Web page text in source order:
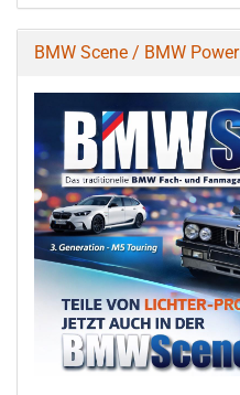
BMW Scene / BMW Power